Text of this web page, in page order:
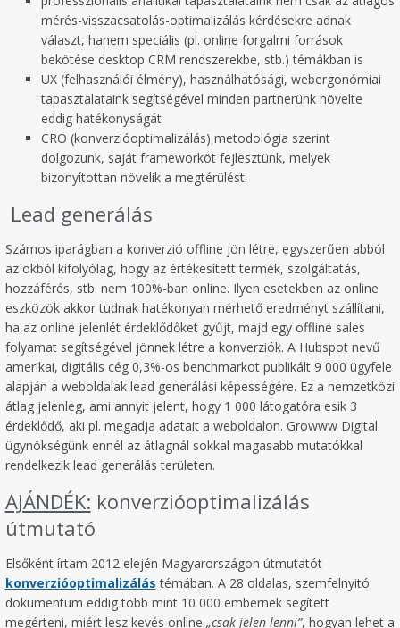
mérés-visszacsatolás-optimalizálás kérdésekre adnak
választ, hanem speciális (pl. online forgalmi források
bekötése desktop CRM rendszerekbe, stb.) témákban is
UX (felhasználói élmény), használhatósági, webergonómiai
tapasztalataink segítségével minden partnerünk növelte
eddig hatékonyságát
CRO (konverzióoptimalizálás) metodológia szerint
dolgozunk, saját frameworköt fejlesztünk, melyek
bizonyítottan növelik a megtérülést.
Lead generálás
Számos iparágban a konverzió offline jön létre, egyszerűen abból
az okból kifolyólag, hogy az értékesített termék, szolgáltatás,
hozzáférés, stb. nem 100%-ban online. Ilyen esetekben az online
eszközök akkor tudnak hatékonyan mérhető eredményt szállítani,
ha az online jelenlét érdeklődőket gyűjt, majd egy offline sales
folyamat segítségével jönnek létre a konverziók. A Hubspot nevű
amerikai, digitális cég 0,3%-os benchmarkot publikált 9 000 ügyfele
alapján a weboldalak lead generálási képességére. Ez a nemzetközi
átlag jelenleg, ami annyit jelent, hogy 1 000 látogatóra esik 3
érdeklődő, aki pl. megadja adatait a weboldalon. Growww Digital
ügynökségünk ennél az átlagnál sokkal magasabb mutatókkal
rendelkezik lead generálás területen.
AJÁNDÉK: konverzióoptimalizálás
útmutató
Elsőként írtam 2012 elején Magyarországon útmutatót
konverzióoptimalizálás témában. A 28 oldalas, szemfelnyitó
dokumentum eddig több mint 10 000 embernek segített
megérteni, miért lesz kevés online „csak jelen lenni”, hogyan lehet a